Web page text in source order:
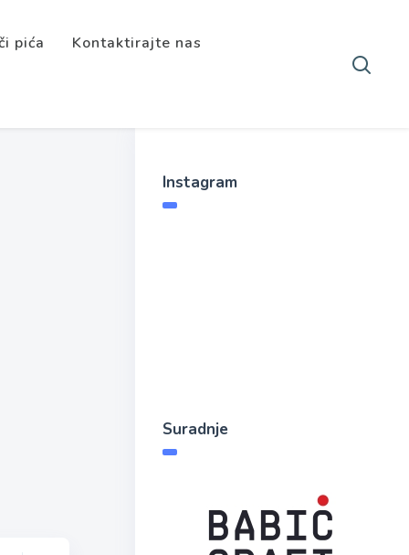
pića Kontaktirajte nas
Instagram
Suradnje